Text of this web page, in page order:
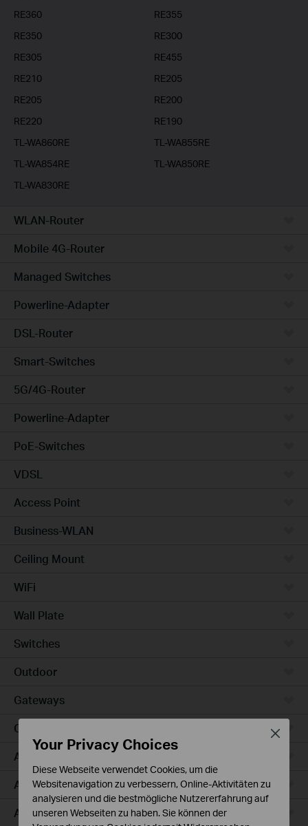
RE360
RE355
RE350
RE300
RE305
RE455
RE210
RE205
RE205
RE200
RE220
RE190
TL-WA860RE
TL-WA855RE
TL-WA854RE
TL-WA850RE
TL-WA830RE
WLAN-Router
Mobile 4G-Router
Managed Switches
Powerline-Adapter
DSL-Router
Smart-Switches
5G/4G-Router
Powerline-Adapter
PoE-Switches
VDSL
Access Point
Business-WLAN
Ceiling Mount
WiFi
Wall Plate
Switches
Outdoor
Gateways
Campus
Access Max
Aggregation
Access Plus
Your Privacy Choices
Diese Webseite verwendet Cookies, um die
Websitenavigation zu verbessern, Online-Aktivitäten zu
analysieren und die bestmögliche Nutzererfahrung auf
unseren Webseiten zu haben. Sie können der
Close